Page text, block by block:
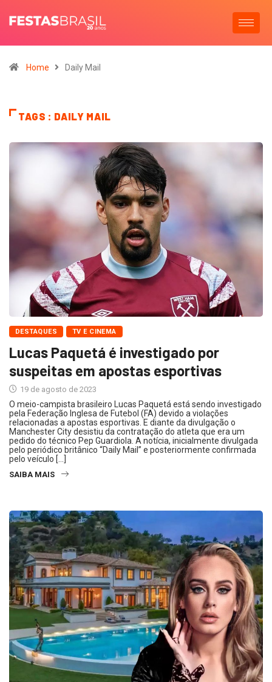
Home Daily Mail
TAGS : DAILY MAIL
DESTAQUES TV E CINEMA
Lucas Paquetá é investigado por
suspeitas em apostas esportivas
19 de agosto de 2023
O meio-campista brasileiro Lucas Paquetá está sendo investigado
pela Federação Inglesa de Futebol (FA) devido a violações
relacionadas a apostas esportivas. E diante da divulgação o
Manchester City desistiu da contratação do atleta que era um
pedido do técnico Pep Guardiola. A notícia, inicialmente divulgada
pelo periódico britânico “Daily Mail” e posteriormente confirmada
pelo veículo […]
SAIBA MAIS